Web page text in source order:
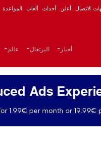
الاتصال أعلن أحداث ألعاب المواعدة
أخبار البرتغال عالم
Ads
1.99€ per month or 19.99€